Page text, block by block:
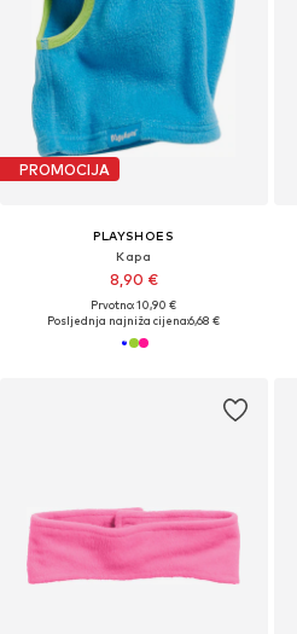
PROMOCIJA
PLAYSHOES
Kapa
8,90 €
Prvotno: 10,90 €
Posljednja najniža cijena:6,68 €